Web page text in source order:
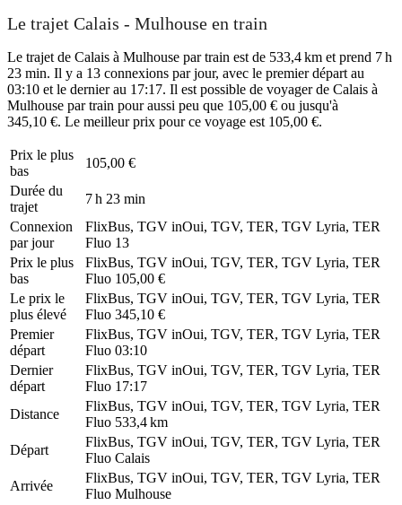
Le trajet Calais - Mulhouse en train
Le trajet de Calais à Mulhouse par train est de 533,4 km et prend 7 h
23 min. Il y a 13 connexions par jour, avec le premier départ au
03:10 et le dernier au 17:17. Il est possible de voyager de Calais à
Mulhouse par train pour aussi peu que 105,00 € ou jusqu'à
345,10 €. Le meilleur prix pour ce voyage est 105,00 €.
Prix ​​le plus
bas
105,00 €
Durée du
trajet
7 h 23 min
Connexion
par jour
FlixBus, TGV inOui, TGV, TER, TGV Lyria, TER
Fluo 13
Prix ​​le plus
bas
FlixBus, TGV inOui, TGV, TER, TGV Lyria, TER
Fluo 105,00 €
Le prix le
plus élevé
FlixBus, TGV inOui, TGV, TER, TGV Lyria, TER
Fluo 345,10 €
Premier
départ
FlixBus, TGV inOui, TGV, TER, TGV Lyria, TER
Fluo 03:10
Dernier
départ
FlixBus, TGV inOui, TGV, TER, TGV Lyria, TER
Fluo 17:17
Distance
FlixBus, TGV inOui, TGV, TER, TGV Lyria, TER
Fluo 533,4 km
Départ
FlixBus, TGV inOui, TGV, TER, TGV Lyria, TER
Fluo Calais
Arrivée
FlixBus, TGV inOui, TGV, TER, TGV Lyria, TER
Fluo Mulhouse